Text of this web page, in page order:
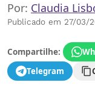
Por: Claudia
Publicado em 27/03/
Compartilhe:
Telegram